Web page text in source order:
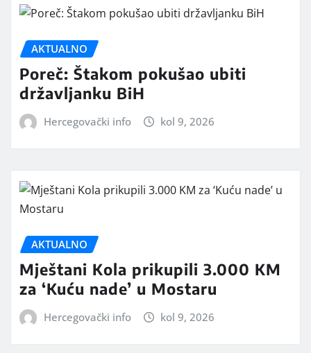
AKTUALNO
Poreč: Štakom pokušao ubiti
državljanku BiH
Hercegovački info kol 9, 2026
AKTUALNO
Mještani Kola prikupili 3.000 KM
za ‘Kuću nade’ u Mostaru
Hercegovački info kol 9, 2026